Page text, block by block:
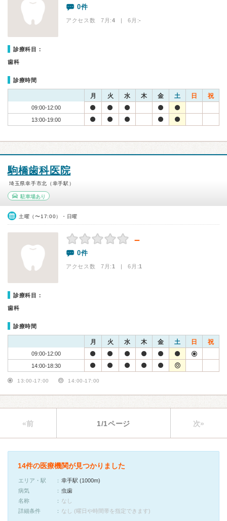
0件
アクセス数 7月:4 | 6月:-
診療科目：
歯科
診療時間
月 火 水 木 金 土 日 祝
09:00-12:00
13:00-19:00
駒橋歯科医院
埼玉県幸手市北（幸手駅）
駐車場あり
土曜（〜17:00）・日曜
－
0件
アクセス数 7月:1 | 6月:1
診療科目：
歯科
診療時間
月 火 水 木 金 土 日 祝
09:00-12:00
14:00-18:30
13:00-17:00 14:00-17:00
«前 1/1ページ 次»
14件の医療機関が見つかりました
エリア・駅
幸手駅 (1000m)
病気
虫歯
名称
なし
詳細条件
なし (曜日や時間帯を指定できます)